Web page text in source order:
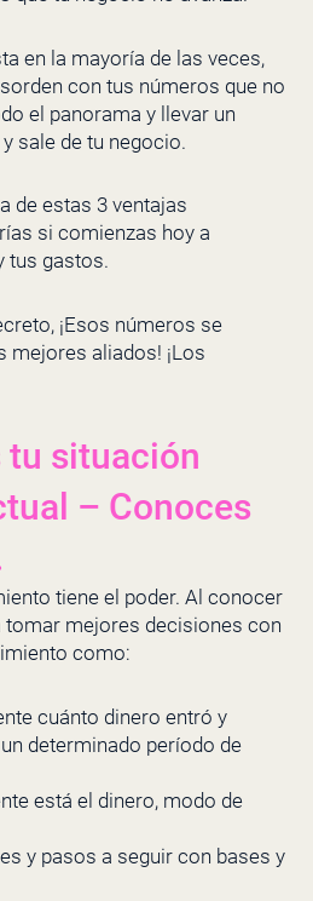
en la mayoría de las veces,
con tus números que no
el panorama y llevar un
sale de tu negocio.
de estas 3 ventajas
si comienzas hoy a
tus gastos.
¡Esos números se
mejores aliados! ¡Los
tu situación
– Conoces
tiene el poder. Al conocer
tomar mejores decisiones con
como:
cuánto dinero entró y
determinado período de
está el dinero, modo de
y pasos a seguir con bases y